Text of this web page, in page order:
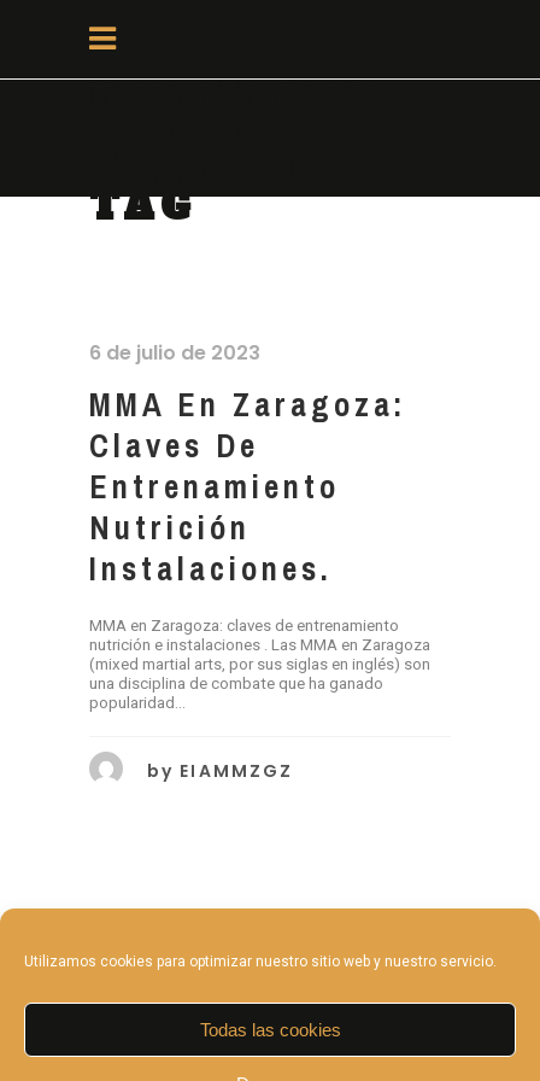
Utilizamos cookies para optimizar nuestro sitio web y nuestro servicio.
Todas las cookies
TAG
6 de julio de 2023
MMA En Zaragoza:
Claves De
Entrenamiento
Nutrición
Instalaciones.
MMA en Zaragoza: claves de entrenamiento
nutrición e instalaciones . Las MMA en Zaragoza
(mixed martial arts, por sus siglas en inglés) son
una disciplina de combate que ha ganado
popularidad...
by EIAMMZGZ